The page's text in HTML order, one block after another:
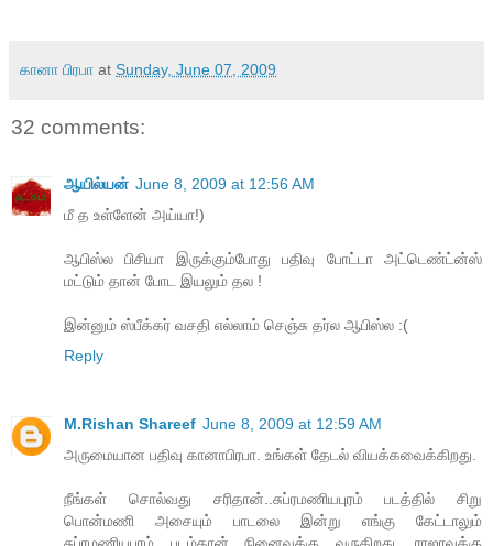
கானா பிரபா at Sunday, June 07, 2009
32 comments:
ஆயில்யன் June 8, 2009 at 12:56 AM
மீ த உள்ளேன் அய்யா!)
ஆபிஸ்ல பிசியா இருக்கும்போது பதிவு போட்டா அட்டெண்ட்ன்ஸ்
மட்டும் தான் போட இயலும் தல !
இன்னும் ஸ்பீக்கர் வசதி எல்லாம் செஞ்சு தர்ல ஆபிஸ்ல :(
Reply
M.Rishan Shareef June 8, 2009 at 12:59 AM
அருமையான பதிவு கானாபிரபா. உங்கள் தேடல் வியக்கவைக்கிறது.
நீங்கள் சொல்வது சரிதான்..சுப்ரமணியபுரம் படத்தில் சிறு
பொன்மணி அசையும் பாடலை இன்று எங்கு கேட்டாலும்